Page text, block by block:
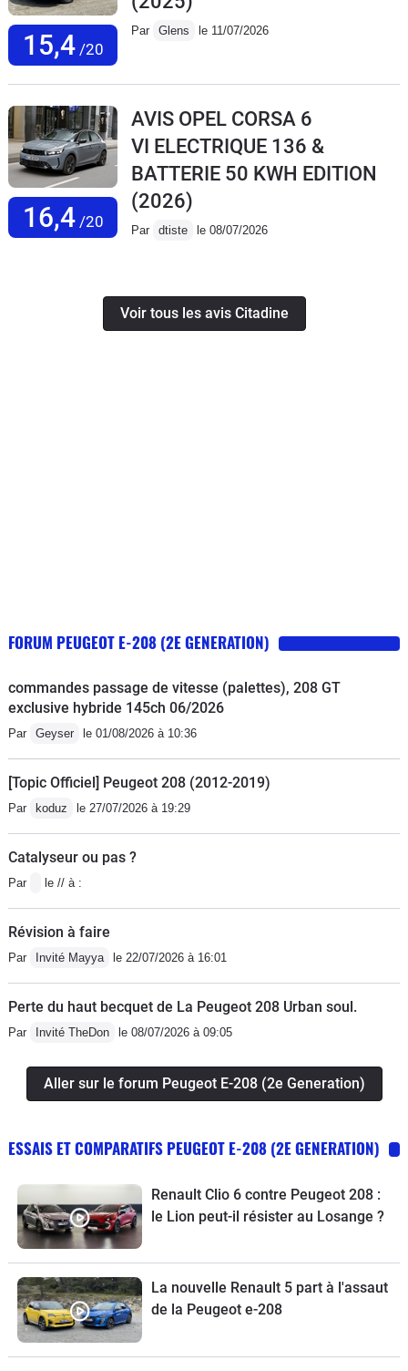
15,4/20
Par Glens le 11/07/2026
16,4/20
AVIS OPEL CORSA 6
VI ELECTRIQUE 136 &
BATTERIE 50 KWH EDITION
(2026)
Par dtiste le 08/07/2026
Voir tous les avis Citadine
FORUM PEUGEOT E-208 (2E GENERATION)
commandes passage de vitesse (palettes), 208 GT
exclusive hybride 145ch 06/2026
Par Geyser le 01/08/2026 à 10:36
[Topic Officiel] Peugeot 208 (2012-2019)
Par koduz le 27/07/2026 à 19:29
Catalyseur ou pas ?
Par le // à :
Révision à faire
Par Invité Mayya le 22/07/2026 à 16:01
Perte du haut becquet de La Peugeot 208 Urban soul.
Par Invité TheDon le 08/07/2026 à 09:05
Aller sur le forum Peugeot E-208 (2e Generation)
ESSAIS ET COMPARATIFS PEUGEOT E-208 (2E GENERATION)
Renault Clio 6 contre Peugeot 208 :
le Lion peut-il résister au Losange ?
La nouvelle Renault 5 part à l'assaut
de la Peugeot e-208